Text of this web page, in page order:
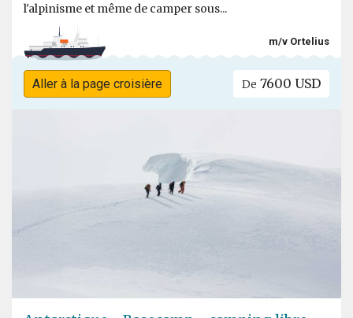
l'alpinisme et même de camper sous...
m/v Ortelius
Aller à la page croisière De 7600 USD